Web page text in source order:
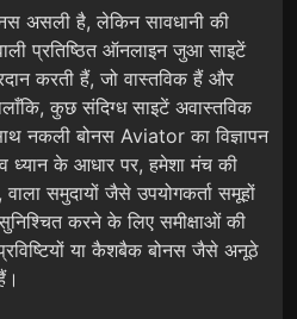
असली है, लेकिन सावधानी की
प्रतिष्ठित ऑनलाइन जुआ साइटें
करती हैं, जो वास्तविक हैं और
कुछ संदिग्ध साइटें अवास्तविक
नकली बोनस Aviator का विज्ञापन
ध्यान के आधार पर, हमेशा मंच की
समुदायों जैसे उपयोगकर्ता समूहों
करने के लिए समीक्षाओं की
या कैशबैक बोनस जैसे अनूठे